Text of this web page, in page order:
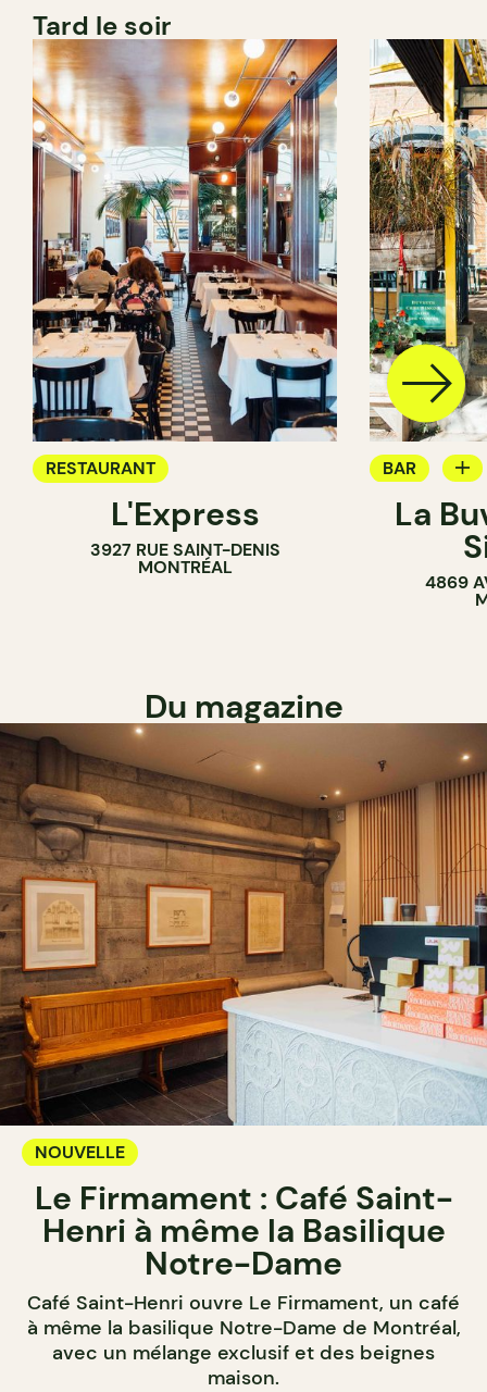
Tard le soir
RESTAURANT
L'Express
3927 RUE SAINT-DENIS
MONTRÉAL
BAR
BAR À VIN
La
4869
Du magazine
NOUVELLE
Le Firmament : Café Saint-
Henri à même la Basilique
Notre-Dame
Café Saint-Henri ouvre Le Firmament, un café
à même la basilique Notre-Dame de Montréal,
avec un mélange exclusif et des beignes
maison.